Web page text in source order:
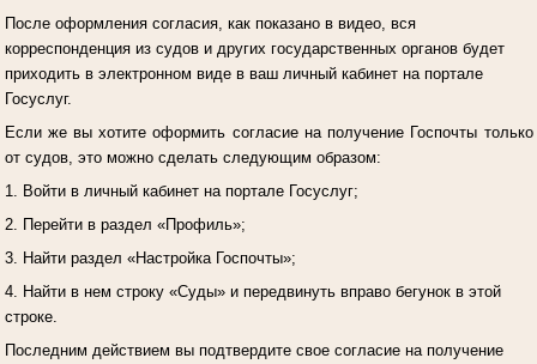
После оформления согласия, как показано в видео, вся
корреспонденция из судов и других государственных органов будет
приходить в электронном виде в ваш личный кабинет на портале
Госуслуг.
Если же вы хотите оформить согласие на получение Госпочты только
от судов, это можно сделать следующим образом:
1. Войти в личный кабинет на портале Госуслуг;
2. Перейти в раздел «Профиль»;
3. Найти раздел «Настройка Госпочты»;
4. Найти в нем строку «Суды» и передвинуть вправо бегунок в этой
строке.
Последним действием вы подтвердите свое согласие на получение